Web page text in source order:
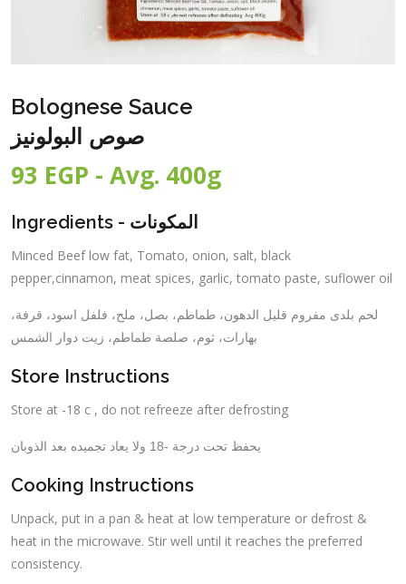
Bolognese Sauce
صوص البولونيز
93 EGP - Avg. 400g
Ingredients - المكونات
Minced Beef low fat, Tomato, onion, salt, black
pepper,cinnamon, meat spices, garlic, tomato paste, suflower oil
لحم بلدى مفروم قليل الدهون، طماطم، بصل، ملح، فلفل اسود، قرفة،
بهارات، ثوم، صلصة طماطم، زيت دوار الشمس
Store Instructions
Store at -18 c , do not refreeze after defrosting
يحفظ تحت درجة -18 ولا يعاد تجميده بعد الذوبان
Cooking Instructions
Unpack, put in a pan & heat at low temperature or defrost &
heat in the microwave. Stir well until it reaches the preferred
consistency.